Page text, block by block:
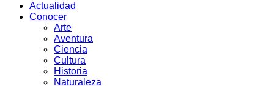
Actualidad
Conocer
Arte
Aventura
Ciencia
Cultura
Historia
Naturaleza